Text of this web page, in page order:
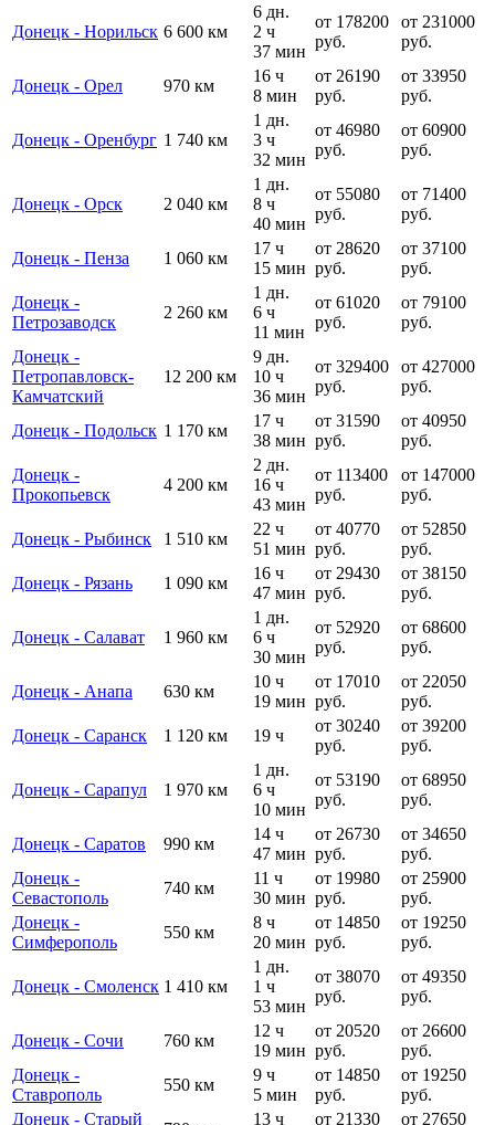
Донецк - Норильск 6 600 км
6 дн.
2 ч
37 мин
от 178200
руб.
от 231000
руб.
Донецк - Орел 970 км
16 ч
8 мин
от 26190
руб.
от 33950
руб.
Донецк - Оренбург 1 740 км
1 дн.
3 ч
32 мин
от 46980
руб.
от 60900
руб.
Донецк - Орск 2 040 км
1 дн.
8 ч
40 мин
от 55080
руб.
от 71400
руб.
Донецк - Пенза 1 060 км
17 ч
15 мин
от 28620
руб.
от 37100
руб.
Донецк -
Петрозаводск
2 260 км
1 дн.
6 ч
11 мин
от 61020
руб.
от 79100
руб.
Донецк -
Петропавловск-
Камчатский
12 200 км
9 дн.
10 ч
36 мин
от 329400
руб.
от 427000
руб.
Донецк - Подольск 1 170 км
17 ч
38 мин
от 31590
руб.
от 40950
руб.
Донецк -
Прокопьевск
4 200 км
2 дн.
16 ч
43 мин
от 113400
руб.
от 147000
руб.
Донецк - Рыбинск 1 510 км
22 ч
51 мин
от 40770
руб.
от 52850
руб.
Донецк - Рязань
1 090 км
16 ч
47 мин
от 29430
руб.
от 38150
руб.
Донецк - Салават 1 960 км
1 дн.
6 ч
30 мин
от 52920
руб.
от 68600
руб.
Донецк - Анапа 630 км
10 ч
19 мин
от 17010
руб.
от 22050
руб.
Донецк - Саранск
1 120 км 19 ч
от 30240
руб.
от 39200
руб.
Донецк - Сарапул 1 970 км
1 дн.
6 ч
10 мин
от 53190
руб.
от 68950
руб.
Донецк - Саратов 990 км
14 ч
47 мин
от 26730
руб.
от 34650
руб.
Донецк -
Севастополь
740 км
11 ч
30 мин
от 19980
руб.
от 25900
руб.
Донецк -
Симферополь
550 км
8 ч
20 мин
от 14850
руб.
от 19250
руб.
Донецк - Смоленск 1 410 км
1 дн.
1 ч
53 мин
от 38070
руб.
от 49350
руб.
Донецк - Сочи 760 км
12 ч
19 мин
от 20520
руб.
от 26600
руб.
Донецк -
Ставрополь
550 км
9 ч
5 мин
от 14850
руб.
от 19250
руб.
Донецк - Старый
13 ч
от 21330
от 27650